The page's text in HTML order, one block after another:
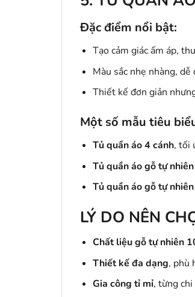
Đặc điểm nổi bật:
Tạo cảm giác ấm áp,
Màu sắc nhẹ nhàng,
Thiết kế đơn giản
Một số mẫu tiêu
Tủ quần áo 4 cánh, tối
Tủ quần áo gỗ tự
Tủ quần áo gỗ tự
LÝ DO NÊN
Chất liệu gỗ tự nhiên
Thiết kế đa dạng, phù
Gia công tỉ mỉ, từng